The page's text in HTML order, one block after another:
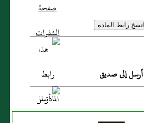
أرسل إلى صديق